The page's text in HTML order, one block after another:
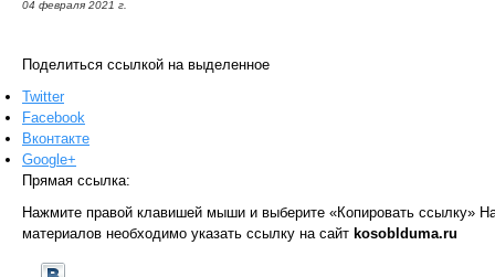
04 февраля 2021 г.
Поделиться ссылкой на выделенное
Twitter
Facebook
Вконтакте
Google+
Прямая ссылка:
Нажмите правой клавишей мыши и выберите «Копировать ссылку»
материалов необходимо указать ссылку на сайт kosoblduma.ru